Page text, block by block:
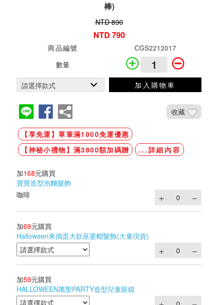
棒)
NTD 890
NTD 790
商品編號
CGS2212017
數量
加入購物車
收藏
【享免運】單筆滿1000免運優惠
【神秘小禮物】滿3800額加碼贈
...詳細內容
加168元購買
寶寶造型泡麵髮飾
咖啡
加69元購買
Halloween來搗蛋大款巫婆帽髮飾(大量現貨)
加59元購買
HALLOWEEN萬聖PARTY造型兒童眼鏡